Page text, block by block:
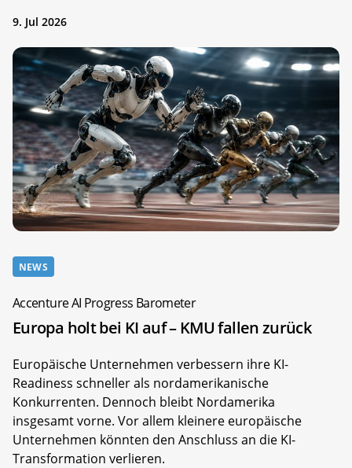
9. Jul 2026
NEWS
Accenture AI Progress Barometer
Europa holt bei KI auf – KMU fallen zurück
Europäische Unternehmen verbessern ihre KI-
Readiness schneller als nordamerikanische
Konkurrenten. Dennoch bleibt Nordamerika
insgesamt vorne. Vor allem kleinere europäische
Unternehmen könnten den Anschluss an die KI-
Transformation verlieren.